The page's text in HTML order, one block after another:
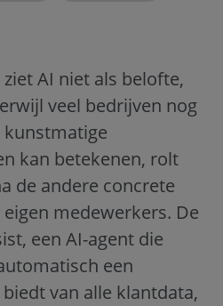
AI niet als belofte,
veel bedrijven nog
kan betekenen, rolt
de andere concrete
medewerkers. De
een AI-agent die
een
van alle klantdata,